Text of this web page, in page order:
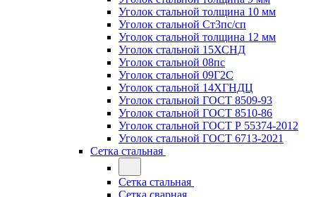
Уголок стальной толщина 10 мм
Уголок стальной Ст3пс/сп
Уголок стальной толщина 12 мм
Уголок стальной 15ХСНД
Уголок стальной 08пс
Уголок стальной 09Г2С
Уголок стальной 14ХГНДЦ
Уголок стальной ГОСТ 8509-93
Уголок стальной ГОСТ 8510-86
Уголок стальной ГОСТ Р 55374-2012
Уголок стальной ГОСТ 6713-2021
Сетка стальная
Сетка стальная
Сетка сварная